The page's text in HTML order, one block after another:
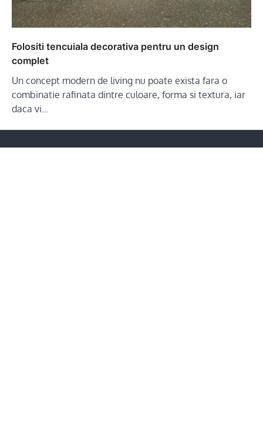
Folositi tencuiala decorativa pentru un design
complet
Un concept modern de living nu poate exista fara o
combinatie rafinata dintre culoare, forma si textura, iar
daca vi…